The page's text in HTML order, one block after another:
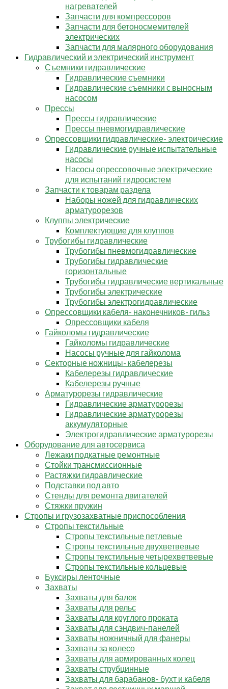
нагревателей
Запчасти для компрессоров
Запчасти для бетоносмемителей
электрических
Запчасти для малярного оборудования
Гидравлический и электрический инструмент
Съемники гидравлические
Гидравлические съемники
Гидравлические cъемники с выносным
насосом
Прессы
Прессы гидравлические
Прессы пневмогидравлические
Опрессовщики гидравлические- электрические
Гидравлические ручные испытательные
насосы
Насосы опрессовочные электрические
для испытаний гидросистем
Запчасти к товарам раздела
Наборы ножей для гидравлических
арматурорезов
Клуппы электрические
Комплектующие для клуппов
Трубогибы гидравлические
Трубогибы пневмогидравлические
Трубогибы гидравлические
горизонтальные
Трубогибы гидравлические вертикальные
Трубогибы электрические
Трубогибы электрогидравлические
Опрессовщики кабеля- наконечников- гильз
Опрессовщики кабеля
Гайколомы гидравлические
Гайколомы гидравлические
Насосы ручные для гайколома
Секторные ножницы- кабелерезы
Кабелерезы гидравлические
Кабелерезы ручные
Арматурорезы гидравлические
Гидравлические арматурорезы
Гидравлические арматурорезы
аккумуляторные
Электрогидравлические арматурорезы
Оборудование для автосервиса
Лежаки подкатные ремонтные
Стойки трансмиссионные
Растяжки гидравлические
Подставки под авто
Стенды для ремонта двигателей
Стяжки пружин
Стропы и грузозахватные приспособления
Стропы текстильные
Стропы текстильные петлевые
Стропы текстильные двухветвевые
Стропы текстильные четырехветвевые
Стропы текстильные кольцевые
Буксиры ленточные
Захваты
Захваты для балок
Захваты для рельс
Захваты для круглого проката
Захваты для сэндвич-панелей
Захваты ножничный для фанеры
Захваты за колесо
Захваты для армированных колец
Захваты струбцинные
Захваты для барабанов- бухт и кабеля